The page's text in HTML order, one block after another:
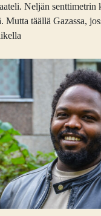
Neljän senttimetrin
Mutta täällä Gazassa,